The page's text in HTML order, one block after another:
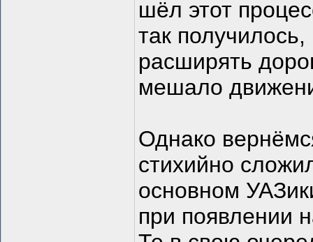
шёл этот
так
расширять
мешало
Однако
стихийно
основном
при появлении